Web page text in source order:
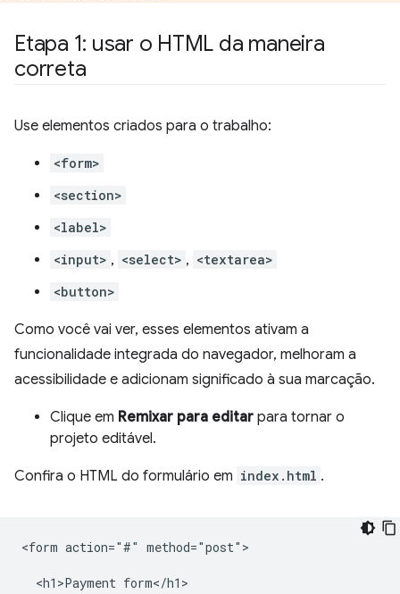
Etapa 1: usar o HTML da maneira
correta
Use elementos criados para o trabalho:
<form>
<section>
<label>
<input> , <select> , <textarea>
<button>
Como você vai ver, esses elementos ativam a
funcionalidade integrada do navegador, melhoram a
acessibilidade e adicionam significado à sua marcação.
Clique em Remixar para editar para tornar o
projeto editável.
Confira o HTML do formulário em index.html .
<form action="#" method="post">
  <h1>Payment form</h1>